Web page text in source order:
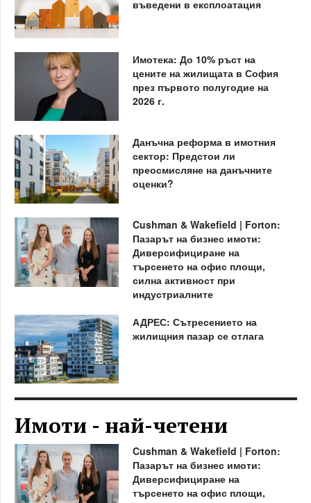
въведени в експлоатация
Имотека: До 10% ръст на
цените на жилищата в София
през първото полугодие на
2026 г.
Данъчна реформа в имотния
сектор: Предстои ли
преосмисляне на данъчните
оценки?
Cushman & Wakefield | Forton:
Пазарът на бизнес имоти:
Диверсифициране на
търсенето на офис площи,
силна активност при
индустриалните
АДРЕС: Сътресението на
жилищния пазар се отлага
Имоти - най-четени
Cushman & Wakefield | Forton:
Пазарът на бизнес имоти:
Диверсифициране на
търсенето на офис площи,